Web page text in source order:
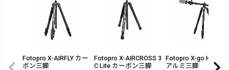
Fotopro X-AIRFLY カー
ボン三脚
Fotopro X-AIRCROSS 3
C Lite カーボン三脚
Fotopro X-go HR PRO
アルミ三脚